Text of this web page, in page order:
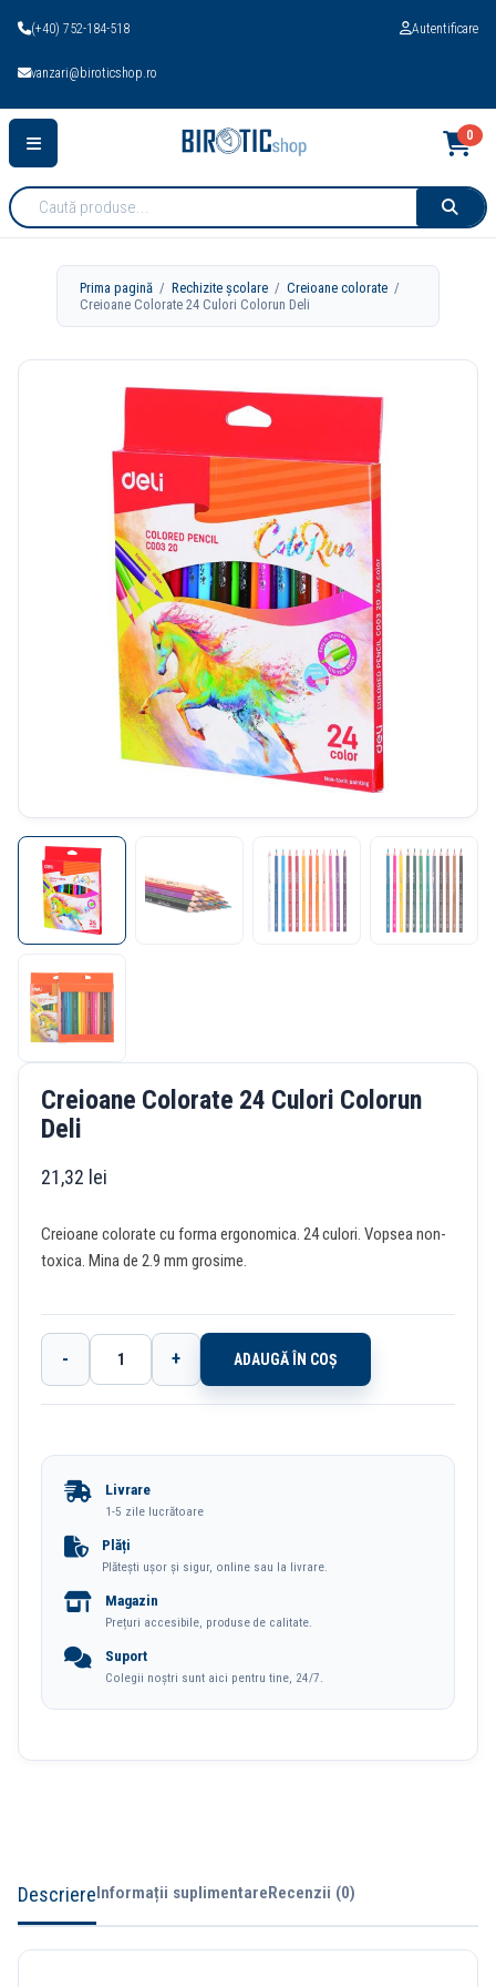
(+40) 752-184-518
vanzari@biroticshop.ro
Autentificare
Cauta
produse:
0
Prima pagină /Rechizite școlare /Creioane colorate /
Creioane Colorate 24 Culori Colorun Deli
Creioane Colorate 24 Culori Colorun
Deli
21,32 lei
Creioane colorate cu forma ergonomica. 24 culori. Vopsea non-
toxica. Mina de 2.9 mm grosime.
Cantitate
Creioane
Culori
Colorun
- + ADAUGĂ ÎN COȘ
Livrare
1-5 zile lucrătoare
Plăți
Plătești ușor și sigur, online sau la livrare.
Magazin
Prețuri accesibile, produse de calitate.
Suport
Colegii noștri sunt aici pentru tine, 24/7.
DescriereInformații suplimentareRecenzii (0)